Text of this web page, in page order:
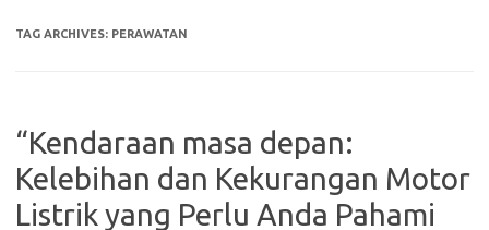
TAG ARCHIVES: PERAWATAN
“Kendaraan masa depan:
Kelebihan dan Kekurangan Motor
Listrik yang Perlu Anda Pahami